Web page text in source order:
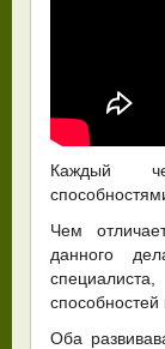
Каждый
Чем
данного
Оба